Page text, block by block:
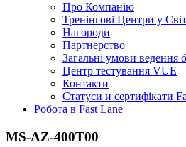
Про Компанію
Тренінгові Центри у
Нагороди
Партнерство
Загальні умови ведення
Центр тестування VUE
Контакти
Статуси и сертифікати
Робота в Fast Lane
MS-AZ-400T00